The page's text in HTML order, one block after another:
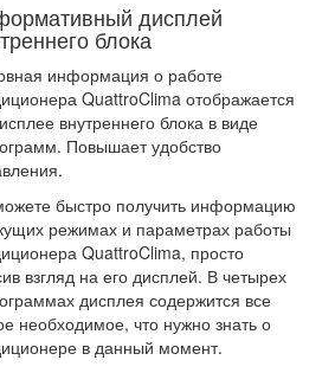
дисплей
блока
информация о работе
QuattroClima отображается
внутреннего блока в виде
Повышает удобство
быстро получить информацию
режимах и параметрах работы
QuattroClima, просто
взгляд на его дисплей. В четырех
дисплея содержится все
необходимое, что нужно знать о
в данный момент.